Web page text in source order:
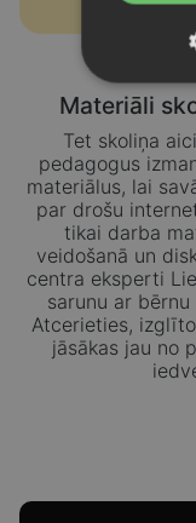
Materiāli
Tet skoliņa
pedagogus
materiālus, lai
par drošu
tikai darba
veidošanā un
centra eksperti
sarunu ar
Atcerieties,
jāsākas jau no